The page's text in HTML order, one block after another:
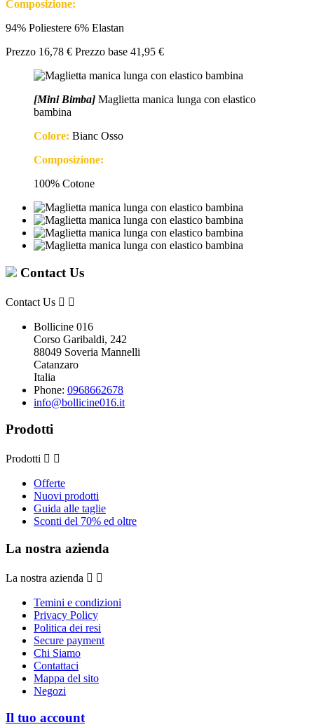
Composizione:
94% Poliestere 6% Elastan
Prezzo 16,78 € Prezzo base 41,95 €
[Mini Bimba] Maglietta manica lunga con elastico
bambina
Colore: Bianc Osso
Composizione:
100% Cotone
Contact Us
Contact Us  
Bollicine 016
Corso Garibaldi, 242
88049 Soveria Mannelli
Catanzaro
Italia
Phone: 0968662678
info@bollicine016.it
Prodotti
Prodotti  
Offerte
Nuovi prodotti
Guida alle taglie
Sconti del 70% ed oltre
La nostra azienda
La nostra azienda  
Temini e condizioni
Privacy Policy
Politica dei resi
Secure payment
Chi Siamo
Contattaci
Mappa del sito
Negozi
Il tuo account